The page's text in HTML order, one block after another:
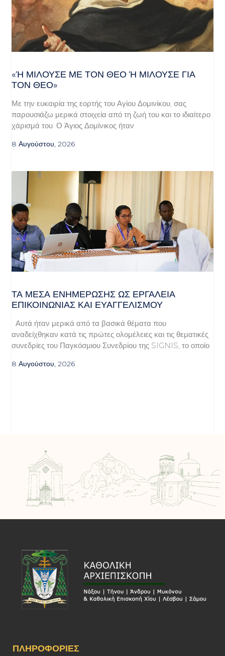
«Ή ΜΙΛΟΎΣΕ ΜΕ ΤΟΝ ΘΕΌ Ή ΜΙΛΟΎΣΕ ΓΙΑ ΤΟ
Ν ΘΕΌ»
Με την ευκαιρία της εορτής του Αγίου Δομινίκου, σας
παρουσιάζω μερικά στοιχεία από τη ζωή του και το ιδιαίτερο
χάρισμά του. Ο Άγιος Δομίνικος ήταν
8 Αυγούστου, 2026
ΤΑ ΜΈΣΑ ΕΝΗΜΈΡΩΣΗΣ ΩΣ ΕΡΓΑΛΕΊΑ
ΕΠΙΚΟΙΝΩΝΊΑΣ ΚΑΙ ΕΥΑΓΓΕΛΙΣΜΟΎ
Αυτά ήταν μερικά από τα βασικά θέματα που
αναδείχθηκαν κατά τις πρώτες ολομέλειες και τις θεματικές
συνεδρίες του Παγκόσμιου Συνεδρίου της SIGNIS, το οποίο
8 Αυγούστου, 2026
ΠΛΗΡΟΦΟΡΊΕΣ